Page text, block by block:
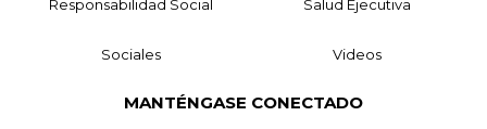
Responsabilidad Social Salud Ejecutiva
Sociales Videos
MANTÉNGASE CONECTADO